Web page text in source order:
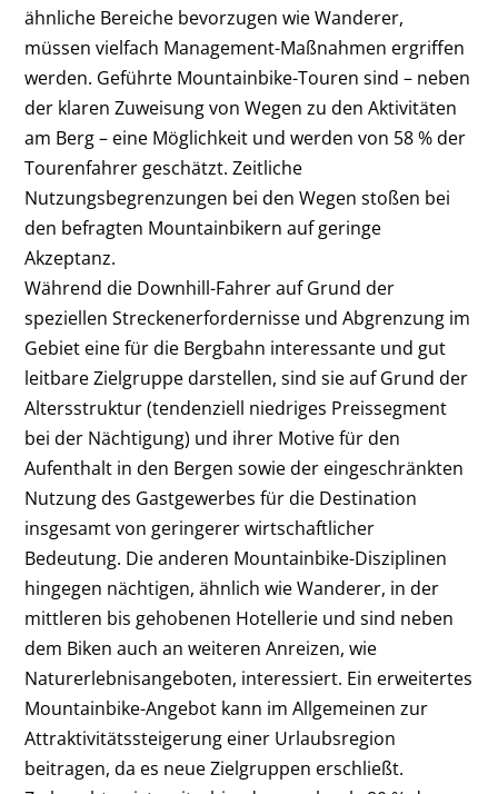
ähnliche Bereiche bevorzugen wie Wanderer,
müssen vielfach Management-Maßnahmen ergriffen
werden. Geführte Mountainbike-Touren sind – neben
der klaren Zuweisung von Wegen zu den Aktivitäten
am Berg – eine Möglichkeit und werden von 58 % der
Tourenfahrer geschätzt. Zeitliche
Nutzungsbegrenzungen bei den Wegen stoßen bei
den befragten Mountainbikern auf geringe
Akzeptanz.
Während die Downhill-Fahrer auf Grund der
speziellen Streckenerfordernisse und Abgrenzung im
Gebiet eine für die Bergbahn interessante und gut
leitbare Zielgruppe darstellen, sind sie auf Grund der
Altersstruktur (tendenziell niedriges Preissegment
bei der Nächtigung) und ihrer Motive für den
Aufenthalt in den Bergen sowie der eingeschränkten
Nutzung des Gastgewerbes für die Destination
insgesamt von geringerer wirtschaftlicher
Bedeutung. Die anderen Mountainbike-Disziplinen
hingegen nächtigen, ähnlich wie Wanderer, in der
mittleren bis gehobenen Hotellerie und sind neben
dem Biken auch an weiteren Anreizen, wie
Naturerlebnisangeboten, interessiert. Ein erweitertes
Mountainbike-Angebot kann im Allgemeinen zur
Attraktivitätssteigerung einer Urlaubsregion
beitragen, da es neue Zielgruppen erschließt.